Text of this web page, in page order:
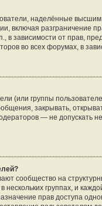
наделённые
включая разграничение
в зависимости от прав,
во всех форумах, в
(или группы
закрывать,
— не допускать
сообщество на
нескольких группах, и
прав доступа